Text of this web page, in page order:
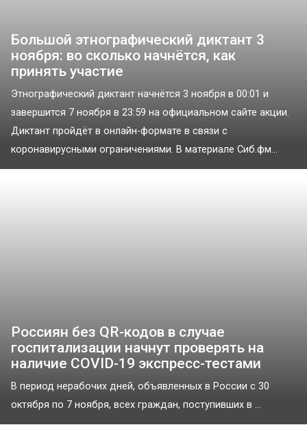
Большой этнографический диктант 3
ноября: во сколько начнётся, как
принять участие
Этнографический диктант начнётся 3 ноября в 00:01 и
завершится 7 ноября в 23:59 на официальном сайте акции.
Диктант пройдёт в онлайн-формате в связи с
коронавирусными ограничениями. В материале Сиб.фм...
Россиян без QR-кодов в случае
госпитализации начнут проверять на
наличие COVID-19 экспресс-тестами
В период нерабочих дней, объявленных в России с 30
октября по 7 ноября, всех граждан, поступивших в ...